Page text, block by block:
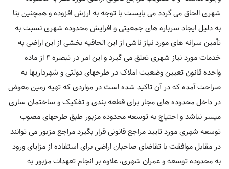
شهری الحاق می گردد می بایست با توجه به ارزش افزوده و همچنین بنا
به دلیل ایجاد سرباره های جمعیتی و افزایش محدوده شهری نسبت به
تأمین سرانه های مورد نیاز ناشی از این الحاقیه بخشی از این اراضی به
خدمات مورد نیاز شهری تعلق می گیرد و این امر در تبصره ۴ از ماده
واحده قانون تعیین وضعیت املاک در طرحهای دولتی و شهرداریها به
صراحت آمده که در آن تاکید شده است در مواردی که تهیه زمین معوض
در داخل محدوده های مجاز برای قطعه بندی و تفکیک و ساختمان سازی
میسر نباشد و احتیاج به توسعه محدوده مزبور طبق طرحهای مصوب
توسعه شهری مورد تایید مراجع قانونی قرار بگیرد مراجع مزبور می توانند
در مقابل موافقت با تقاضای صاحبان اراضی برای استفاده از مزایای ورود
به محدوده توسعه و عمران شهری، علاوه بر انجام تعهدات مزبور به